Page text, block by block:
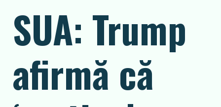
SUA: Trump
afirmă că